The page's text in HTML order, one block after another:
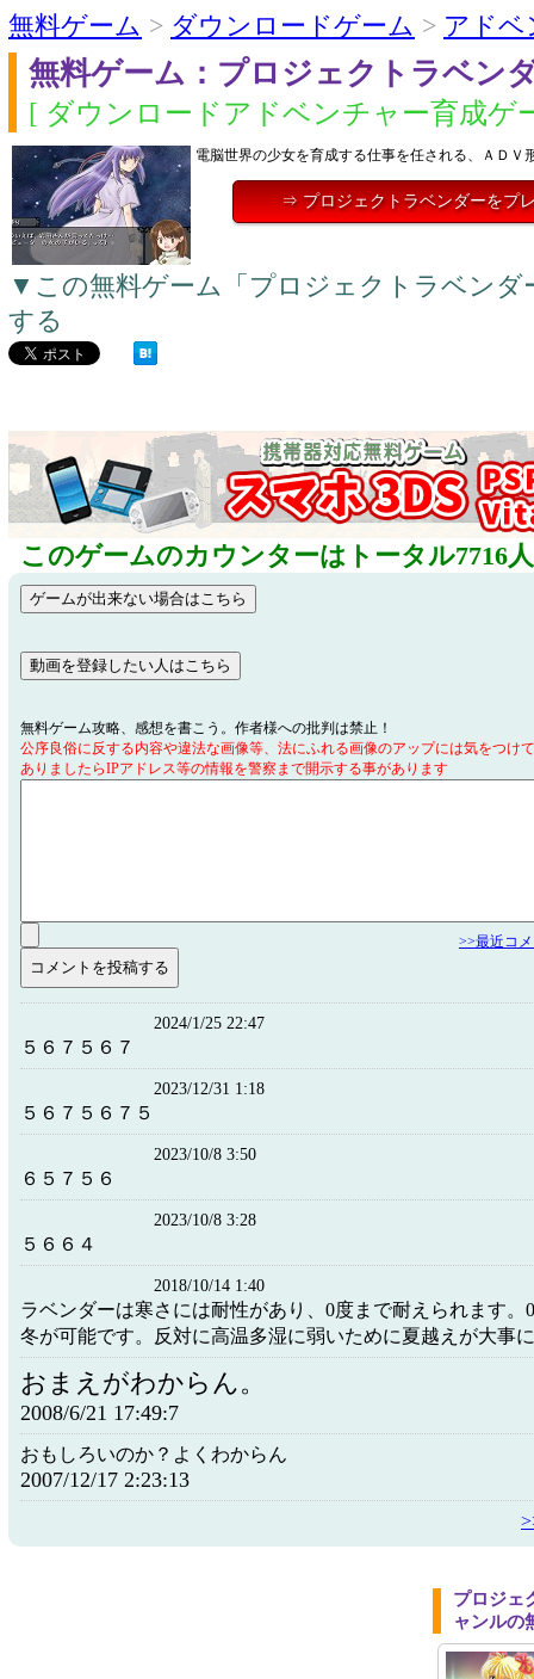
無料ゲーム > ダウンロードゲーム > アドベ
無料ゲーム：プロジェクトラベン
[ ダウンロードアドベンチャー育成ゲ
電脳世界の少女を育成する仕事を任される、ＡＤＶ
⇒ プロジェクトラベンダーをプ
▼この無料ゲーム「プロジェクトラベンダ
する
このゲームのカウンターはトータル7716
無料ゲーム攻略、感想を書こう。作者様への批判は禁止！
公序良俗に反する内容や違法な画像等、法にふれる画像のアップには気をつけ
ありましたらIPアドレス等の情報を警察まで開示する事があります
>>最近コ
2024/1/25 22:47
５６７５６７
2023/12/31 1:18
５６７５６７５
2023/10/8 3:50
６５７５６
2023/10/8 3:28
５６６４
2018/10/14 1:40
ラベンダーは寒さには耐性があり、0度まで耐えられます。
冬が可能です。反対に高温多湿に弱いために夏越えが大事
おまえがわからん。
2008/6/21 17:49:7
おもしろいのか？よくわからん
2007/12/17 2:23:13
プロジェ
ャンルの